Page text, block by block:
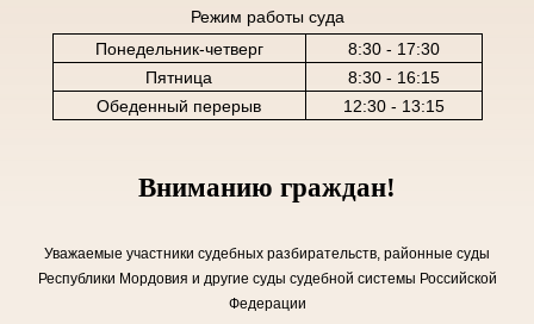
Режим работы суда
Понедельник-четверг
8:30 - 17:30
Пятница
8:30 - 16:15
Обеденный перерыв
12:30 - 13:15
Вниманию граждан!
Уважаемые участники судебных разбирательств, районные суды
Республики Мордовия и другие суды судебной системы Российской
Федерации